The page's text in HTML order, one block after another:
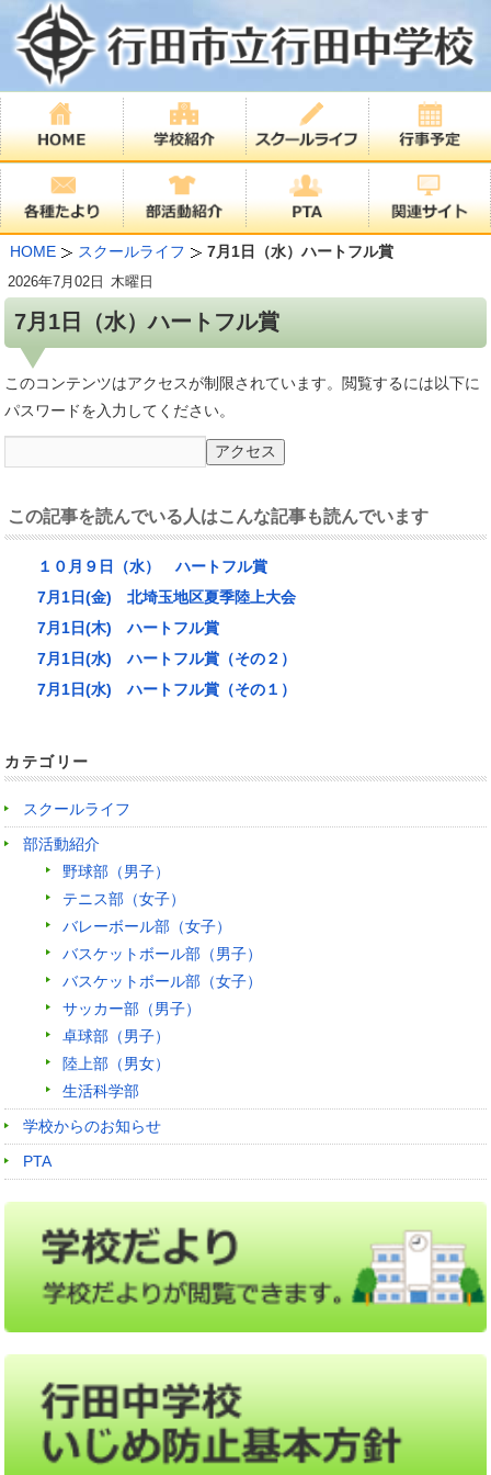
HOME スクールライフ 7月1日（水）ハートフル賞
7月1日（水）ハートフル賞
2026年7月02日 木曜日
このコンテンツはアクセスが制限されています。閲覧するには以下に
パスワードを入力してください。
この記事を読んでいる人はこんな記事も読んでいます
１０月９日（水） ハートフル賞
7月1日(金) 北埼玉地区夏季陸上大会
7月1日(木) ハートフル賞
7月1日(水) ハートフル賞（その２）
7月1日(水) ハートフル賞（その１）
カテゴリー
スクールライフ
部活動紹介
野球部（男子）
テニス部（女子）
バレーボール部（女子）
バスケットボール部（男子）
バスケットボール部（女子）
サッカー部（男子）
卓球部（男子）
陸上部（男女）
生活科学部
学校からのお知らせ
PTA